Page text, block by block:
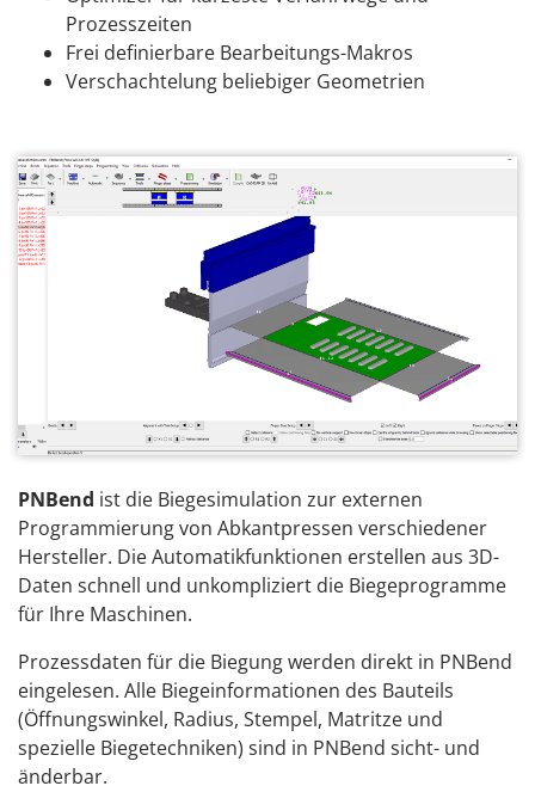
Prozesszeiten
Frei definierbare Bearbeitungs-Makros
Verschachtelung beliebiger Geometrien
PNBend ist die Biegesimulation zur externen
Programmierung von Abkantpressen verschiedener
Hersteller. Die Automatikfunktionen erstellen aus 3D-
Daten schnell und unkompliziert die Biegeprogramme
für Ihre Maschinen.
Prozessdaten für die Biegung werden direkt in PNBend
eingelesen. Alle Biegeinformationen des Bauteils
(Öffnungswinkel, Radius, Stempel, Matritze und
spezielle Biegetechniken) sind in PNBend sicht- und
änderbar.